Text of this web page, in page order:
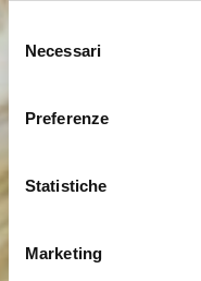
delNecessari
Preferenze
Statistiche
Marketing